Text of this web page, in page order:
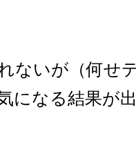
ないが（何せ
になる結果が